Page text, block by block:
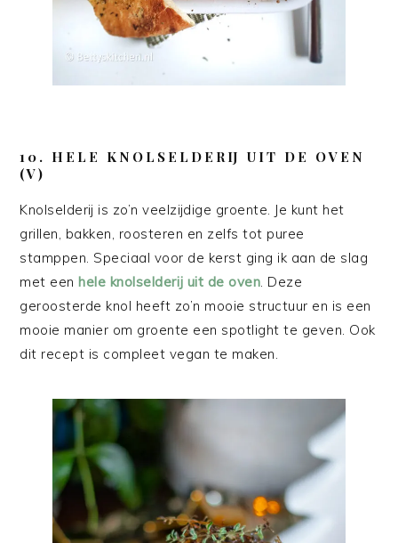
10. HELE KNOLSELDERIJ UIT DE OVEN
(V)
Knolselderij is zo’n veelzijdige groente. Je kunt het
grillen, bakken, roosteren en zelfs tot puree
stamppen. Speciaal voor de kerst ging ik aan de slag
met eenhele knolselderij uit de oven. Deze
geroosterde knol heeft zo’n mooie structuur en is een
mooie manier om groente een spotlight te geven. Ook
dit recept is compleet vegan te maken.